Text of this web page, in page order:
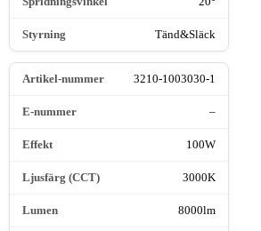
Tänd&Släck
3210-1003030-1
–
100W
3000K
8000lm